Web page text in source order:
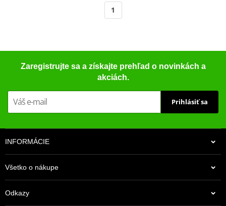
1
Zaregistrujte sa a získajte prehľad o novinkách a
akciách.
Prihlásiť sa
INFORMÁCIE
Všetko o nákupe
Odkazy